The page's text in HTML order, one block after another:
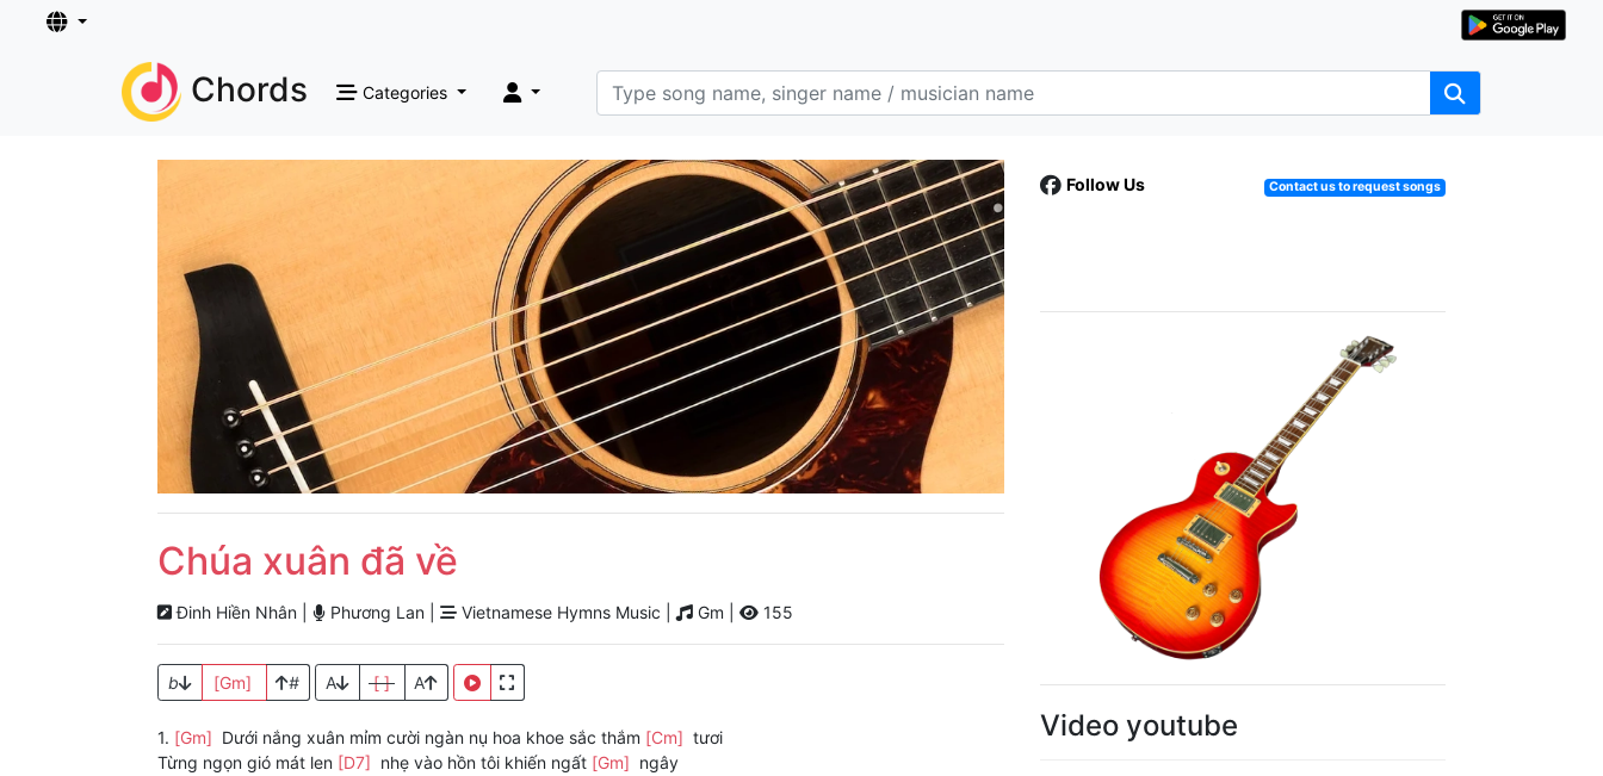
Chords Categories
Chúa xuân đã về
Đinh Hiền Nhân | Phương Lan | Vietnamese Hymns Music | Gm | 155
b [Gm] # A [ ] A
1. [Gm] Dưới nắng xuân mỉm cười ngàn nụ hoa khoe sắc thắm [Cm] tươi
Từng ngọn gió mát len [D7] nhẹ vào hồn tôi khiến ngất [Gm] ngây
Follow Us Contact us to request songs
Video youtube